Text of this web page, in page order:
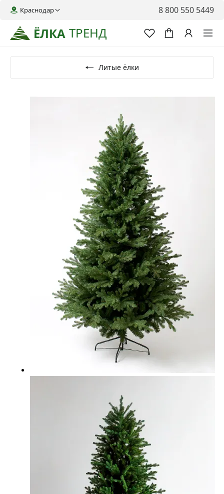
ЁЛКА ТРЕНД
Краснодар 8 800 550 5449
Литые ёлки